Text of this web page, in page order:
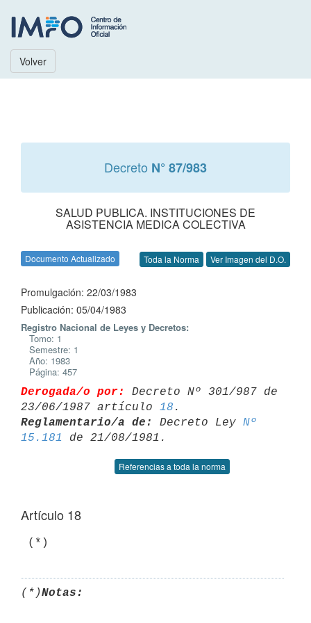
Volver
Decreto N° 87/983
SALUD PUBLICA. INSTITUCIONES DE
ASISTENCIA MEDICA COLECTIVA
Documento Actualizado Toda la Norma Ver Imagen del D.O.
Promulgación: 22/03/1983
Publicación: 05/04/1983
Registro Nacional de Leyes y Decretos:
Tomo: 1
Semestre: 1
Año: 1983
Página: 457
Derogada/o por:
Decreto Nº 301/987 de
23/06/1987 artículo 18
Reglamentario/a de:
Decreto Ley Nº
15.181
Referencias a toda la norma
Artículo 18
(*)Notas: